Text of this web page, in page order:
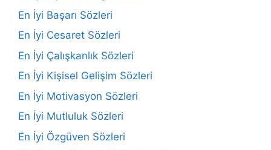
En İyi Başarı Sözleri
En İyi Cesaret Sözleri
En İyi Çalışkanlık Sözleri
En İyi Kişisel Gelişim Sözleri
En İyi Motivasyon Sözleri
En İyi Mutluluk Sözleri
En İyi Özgüven Sözleri